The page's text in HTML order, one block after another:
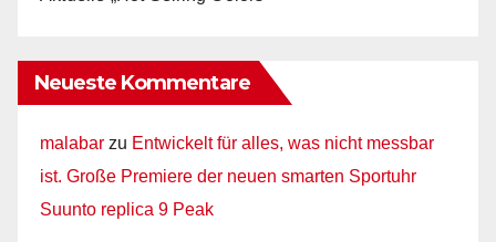
Neueste Kommentare
malabar zu Entwickelt für alles, was nicht messbar
ist. Große Premiere der neuen smarten Sportuhr
Suunto replica 9 Peak